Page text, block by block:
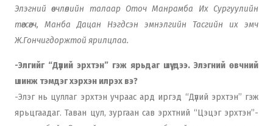
Элэгний өвчлөлийн талаар Оточ Манрамба Их Сургуулийн
төгсөгч, Манба Дацан Нэгдсэн эмнэлгийн Тасгийн их эмч
Ж.Гончигдоржтой ярилцлаа.
-Элгийг “Дүлий эрхтэн” гэж ярьдаг шүү дээ. Элэгний өвчний
шинж тэмдэг хэрхэн илрэх вэ?
-Элэг нь цуллаг эрхтэн учраас ард иргэд “Дүлий эрхтэн” гэж
ярьцгаадаг. Таван цул, зургаан сав эрхтний “Цэцэг эрхтэн”-